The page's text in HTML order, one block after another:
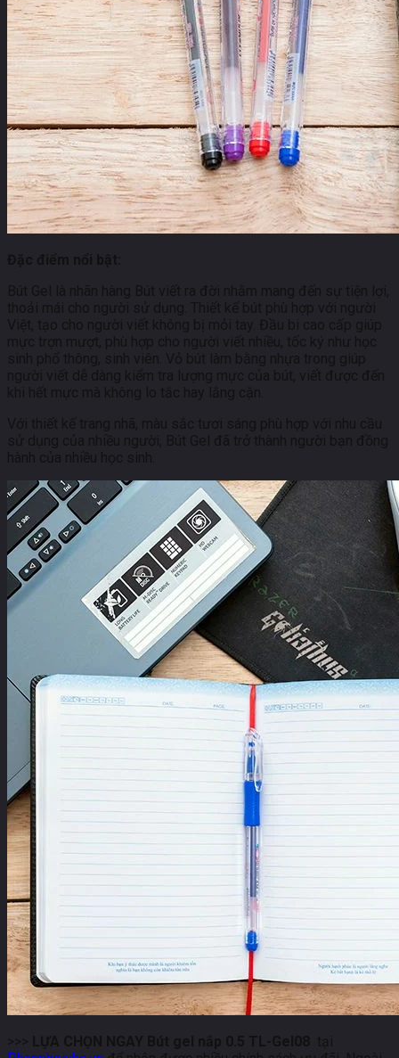
Đặc điểm nổi bật:
Bút Gel là nhãn hàng Bút viết ra đời nhằm mang đến sự tiện lợi,
thoải mái cho người sử dụng. Thiết kế bút phù hợp với người
Việt, tạo cho người viết không bị mỏi tay. Đầu bi cao cấp giúp
mực trợn mượt, phù hợp cho người viết nhiều, tốc ký như học
sinh phổ thông, sinh viên. Vỏ bút làm bằng nhựa trong giúp
người viết dễ dàng kiểm tra lượng mực của bút, viết được đến
khi hết mực mà không lo tắc hay lắng cặn.
Với thiết kế trang nhã, màu sắc tươi sáng phù hợp với nhu cầu
sử dụng của nhiều người, Bút Gel đã trở thành người bạn đồng
hành của nhiều học sinh.
>>> LỰA CHỌN NGAY Bút gel nắp 0.5 TL-Gel08 tại